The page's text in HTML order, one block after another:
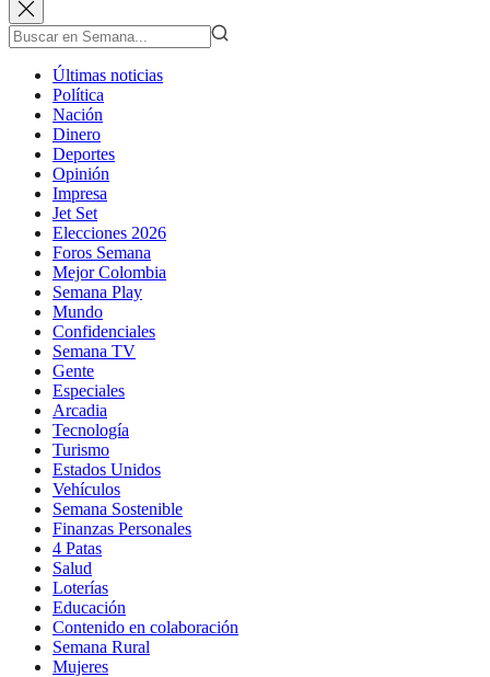
Últimas noticias
Política
Nación
Dinero
Deportes
Opinión
Impresa
Jet Set
Elecciones 2026
Foros Semana
Mejor Colombia
Semana Play
Mundo
Confidenciales
Semana TV
Gente
Especiales
Arcadia
Tecnología
Turismo
Estados Unidos
Vehículos
Semana Sostenible
Finanzas Personales
4 Patas
Salud
Loterías
Educación
Contenido en colaboración
Semana Rural
Mujeres